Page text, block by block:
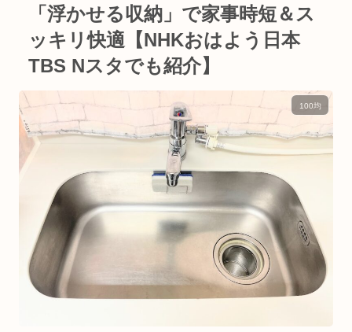
「浮かせる収納」で家事時短＆ス
ッキリ快適【NHKおはよう日本
TBS Nスタでも紹介】
100均